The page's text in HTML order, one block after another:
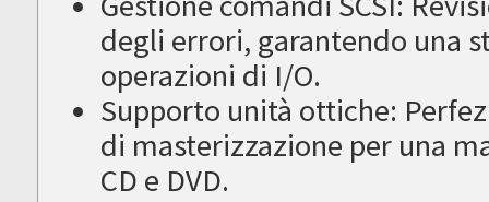
degli errori, garantendo una
operazioni di I/O.
Supporto unità ottiche:
di masterizzazione per una
CD e DVD.